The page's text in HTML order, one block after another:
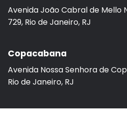
Avenida João Cabral de Mello
729, Rio de Janeiro, RJ
Copacabana
Avenida Nossa Senhora de
Rio de Janeiro, RJ